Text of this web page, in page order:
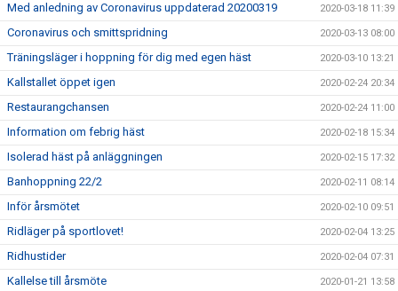
Med anledning av Coronavirus uppdaterad 20200319 2020-03-18 11:39
Coronavirus och smittspridning 2020-03-13 08:00
Träningsläger i hoppning för dig med egen häst 2020-03-10 13:21
Kallstallet öppet igen 2020-02-24 20:34
Restaurangchansen 2020-02-24 11:00
Information om febrig häst 2020-02-18 15:34
Isolerad häst på anläggningen 2020-02-15 17:32
Banhoppning 22/2 2020-02-11 08:14
Inför årsmötet 2020-02-10 09:51
Ridläger på sportlovet! 2020-02-04 13:25
Ridhustider 2020-02-04 07:31
Kallelse till årsmöte 2020-01-21 13:58